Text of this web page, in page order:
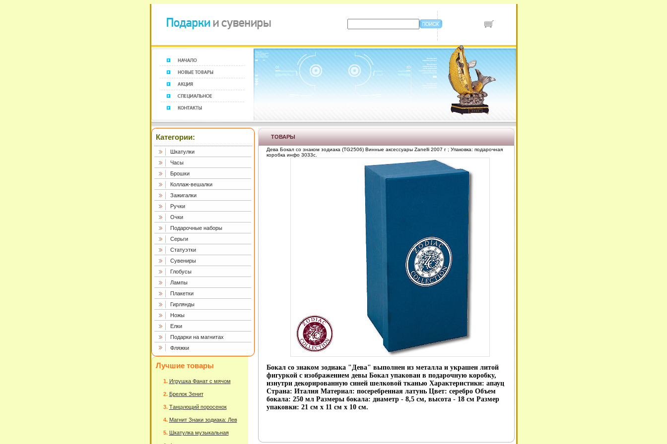
Категории:
Шкатулки
Часы
Брошки
Коллаж-вешалки
Зажигалки
Ручки
Очки
Подарочные наборы
Серьги
Статуэтки
Сувениры
Глобусы
Лампы
Плакетки
Гирлянды
Ножы
Елки
Подарки на магнитах
Фляжки
Лучшие товары
Игрушка Фанат с мячом
Брелок Зенит
Танцующий поросенок
Магнит Знаки зодиака: Лев
Шкатулка музыкальная
ТОВАРЫ
Дева Бокал со знаком зодиака (TG2506) Винные аксессуары Zanelli 2007 г ; Упаковка: подарочная
коробка инфо 3033c.
Бокал со знаком зодиака "Дева" выполнен из металла и украшен литой
фигуркой с изображением девы Бокал упакован в подарочную коробку,
изнутри декорированную синей шелковой тканью Характеристики: апауц
Страна: Италия Материал: посеребренная латунь Цвет: серебро Объем
бокала: 250 мл Размеры бокала: диаметр - 8,5 см, высота - 18 см Размер
упаковки: 21 см х 11 см х 10 см.